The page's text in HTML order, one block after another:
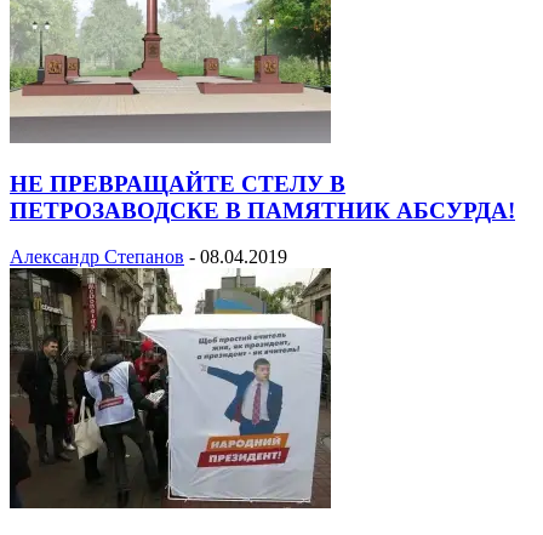
НЕ ПРЕВРАЩАЙТЕ СТЕЛУ В
ПЕТРОЗАВОДСКЕ В ПАМЯТНИК АБСУРДА!
Александр Степанов - 08.04.2019